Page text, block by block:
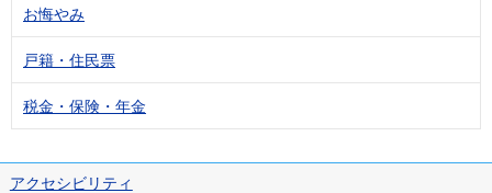
お悔やみ
戸籍・住民票
税金・保険・年金
アクセシビリティ